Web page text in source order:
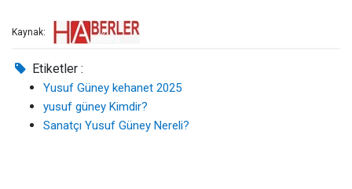
Kaynak:
Etiketler :
Yusuf Güney kehanet 2025
yusuf güney Kimdir?
Sanatçı Yusuf Güney Nereli?